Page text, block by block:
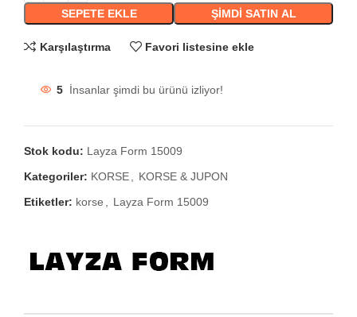
SEPETE EKLE ŞIMDI SATIN AL
Karşılaştırma Favori listesine ekle
5 İnsanlar şimdi bu ürünü izliyor!
Stok kodu: Layza Form 15009
Kategoriler: KORSE
KORSE & JUPON
Etiketler: korse Layza Form 15009